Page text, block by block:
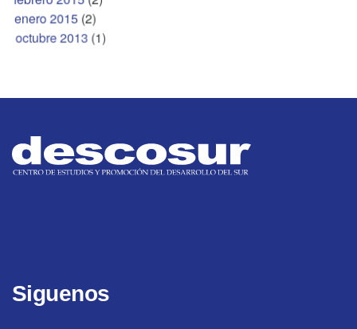
enero 2015(2)
octubre 2013(1)
Siguenos